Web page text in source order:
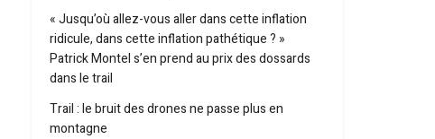
« Jusqu’où allez-vous aller dans cette inflation
ridicule, dans cette inflation pathétique ? »
Patrick Montel s’en prend au prix des dossards
dans le trail
Trail : le bruit des drones ne passe plus en
montagne